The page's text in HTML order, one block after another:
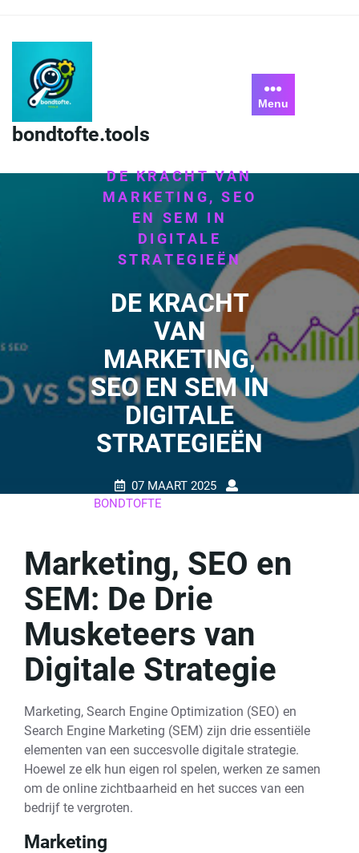
content
bondtofte.tools
Menu
HOME
DE KRACHT VAN
MARKETING, SEO
EN SEM IN
DIGITALE
STRATEGIEËN
DE KRACHT
VAN
MARKETING,
SEO EN SEM IN
DIGITALE
STRATEGIEËN
07 MAART 2025
BONDTOFTE
Marketing, SEO en
SEM: De Drie
Musketeers van
Digitale Strategie
Marketing, Search Engine Optimization (SEO) en
Search Engine Marketing (SEM) zijn drie essentiële
elementen van een succesvolle digitale strategie.
Hoewel ze elk hun eigen rol spelen, werken ze samen
om de online zichtbaarheid en het succes van een
bedrijf te vergroten.
Marketing